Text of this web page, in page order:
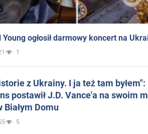
ogłosił darmowy koncert na
1
z Ukrainy. I ja też tam
postawił J.D. Vance'a na swoim
Domu
5